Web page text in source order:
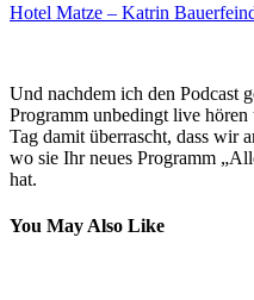
Hotel Matze – Katrin
Und nachdem ich den Podcast
Programm unbedingt live hören
Tag damit überrascht, dass wir
wo sie Ihr neues Programm
hat.
You May Also Like